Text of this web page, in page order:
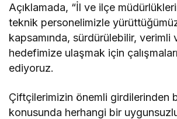
Açıklamada, “İl ve ilçe
teknik personelimizle
kapsamında, sürdürülebilir, verimli
hedefimize ulaşmak için
ediyoruz.
Çiftçilerimizin önemli girdilerinden
konusunda herhangi bir